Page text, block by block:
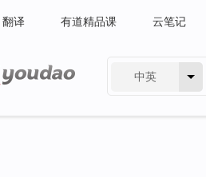
翻译 有道精品课 云笔记
中英